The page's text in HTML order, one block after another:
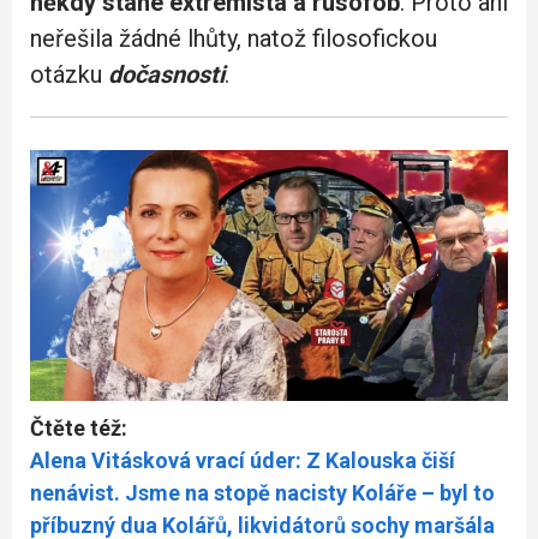
neřešila žádné lhůty, natož filosofickou
otázku dočasnosti.
Čtěte též:
Alena Vitásková vrací úder: Z Kalouska čiší
nenávist. Jsme na stopě nacisty Koláře – byl to
příbuzný dua Kolářů, likvidátorů sochy maršála